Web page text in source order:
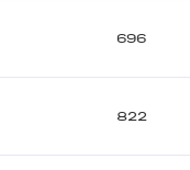
696
822